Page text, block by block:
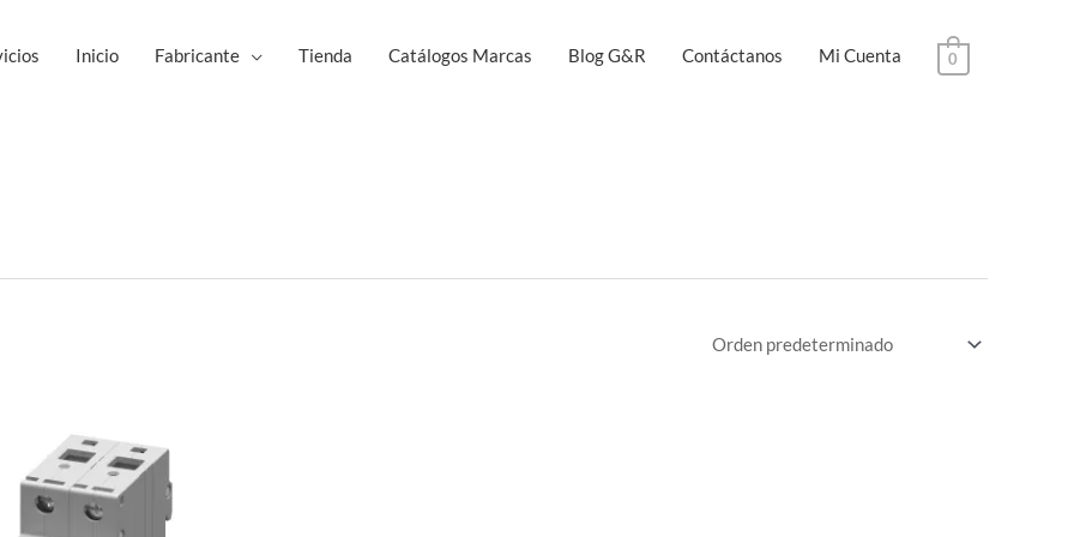
Inicio Fabricante Tienda Catálogos Marcas Blog G&R Contáctanos Mi Cuenta 0
producto
tiene
múltiples